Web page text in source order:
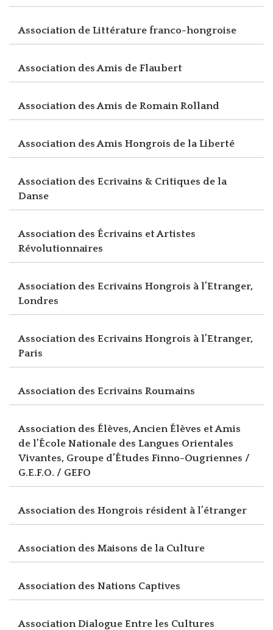
Association de Littérature franco-hongroise
Association des Amis de Flaubert
Association des Amis de Romain Rolland
Association des Amis Hongrois de la Liberté
Association des Ecrivains & Critiques de la
Danse
Association des Écrivains et Artistes
Révolutionnaires
Association des Ecrivains Hongrois à l’Etranger,
Londres
Association des Ecrivains Hongrois à l’Etranger,
Paris
Association des Ecrivains Roumains
Association des Élèves, Ancien Élèves et Amis
de l’École Nationale des Langues Orientales
Vivantes, Groupe d’Études Finno-Ougriennes /
G.E.F.O. / GEFO
Association des Hongrois résident à l’étranger
Association des Maisons de la Culture
Association des Nations Captives
Association Dialogue Entre les Cultures